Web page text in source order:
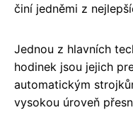
činí jedněmi z
Jednou z hlavních
hodinek jsou jejich
automatickým
vysokou úroveň